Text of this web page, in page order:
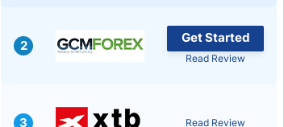
2
Get Started
Read Review
3 Read Review